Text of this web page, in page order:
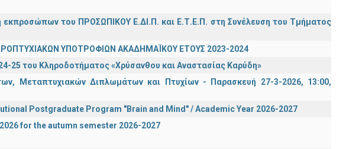
του ΠΡΟΣΩΠΙΚΟΥ Ε.ΔΙ.Π. και Ε.Τ.Ε.Π. στη Συνέλευση του Τμήματος
ΥΠΟΤΡΟΦΙΩΝ ΑΚΑΔΗΜΑΪΚΟΥ ΕΤΟΥΣ 2023-2024
25 του Κληροδοτήματος «Χρύσανθου και Αναστασίας Καρύδη»
Μεταπτυχιακών Διπλωμάτων και Πτυχίων - Παρασκευή 27-3-2026, 13:00,
Postgraduate Program "Brain and Mind" / Academic Year 2026-2027
for the autumn semester 2026-2027